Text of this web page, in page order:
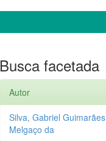
Busca facetada
Autor
Silva, Gabriel Guimarães
Melgaço da